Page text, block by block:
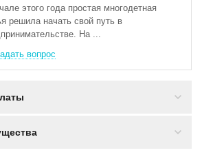
этого года простая многодетная
решила начать свой путь в
На ...
вопрос